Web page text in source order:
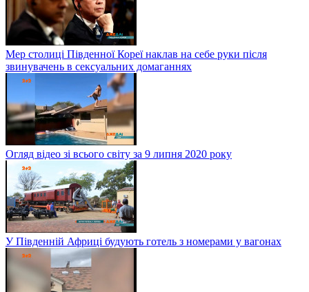
Мер столиці Південної Кореї наклав на себе руки після
звинувачень в сексуальних домаганнях
Огляд відео зі всього світу за 9 липня 2020 року
У Південній Африці будують готель з номерами у вагонах